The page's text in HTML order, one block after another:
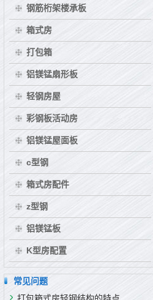
钢筋桁架楼承板
箱式房
打包箱
铝镁锰扇形板
轻钢房屋
彩钢板活动房
铝镁锰屋面板
c型钢
箱式房配件
z型钢
铝镁锰板
K型房配置
常见问题